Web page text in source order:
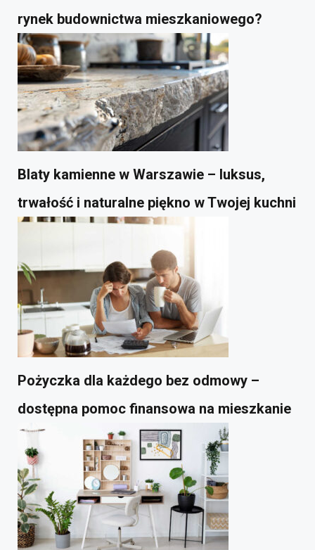
rynek budownictwa mieszkaniowego?
Blaty kamienne w Warszawie – luksus,
trwałość i naturalne piękno w Twojej kuchni
Pożyczka dla każdego bez odmowy –
dostępna pomoc finansowa na mieszkanie